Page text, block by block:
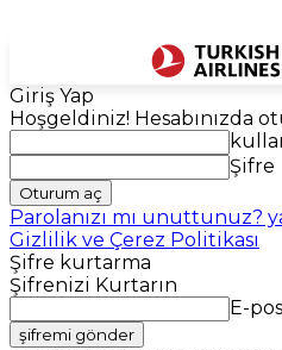
Giriş Yap
Hoşgeldiniz! Hesabınızda
Şifre
Parolanızı mı unuttunuz?
Gizlilik ve Çerez Politikası
Şifre kurtarma
Şifrenizi Kurtarın
E-